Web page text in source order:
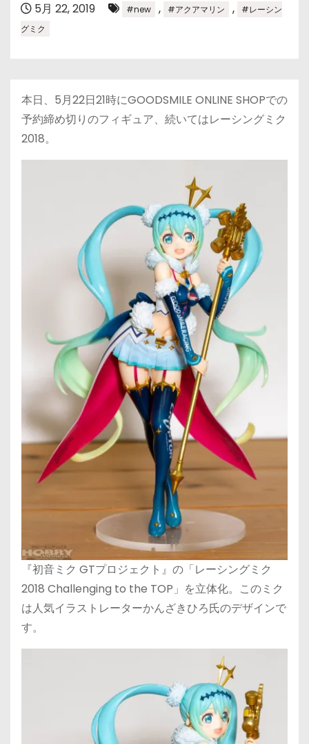
5月 22, 2019 #new , #アクアマリン ,
#レーシン
グミク
本日、5月22日21時にGOODSMILE ONLINE SHOPでの
予約締め切りのフィギュア、続いてはレーシングミク
2018。
『初音ミク GTプロジェクト』の「レーシングミク
2018 Challenging to the TOP」を立体化。このミク
は人気イラストレーターかんざきひろ氏のデザインで
す。